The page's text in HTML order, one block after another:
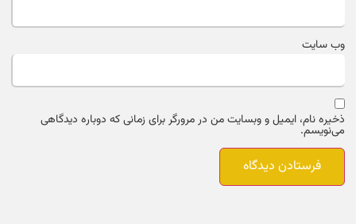
وب‌ سایت
ذخیره نام، ایمیل و وبسایت من در مرورگر برای زمانی که دوباره دیدگاهی
می‌نویسم.